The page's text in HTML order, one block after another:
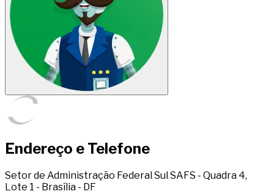
Endereço e Telefone
Setor de Administração Federal Sul SAFS - Quadra 4,
Lote 1 - Brasília - DF